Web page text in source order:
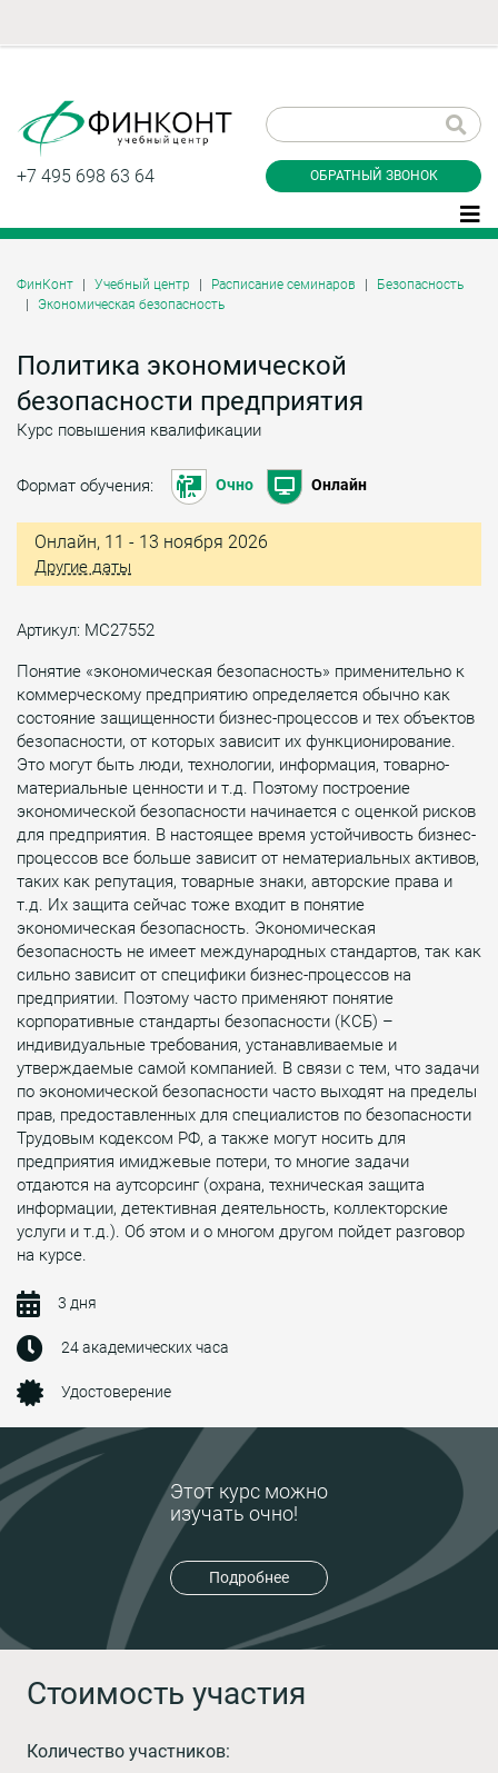
+7 495 698 63 64 ОБРАТНЫЙ ЗВОНОК
Этот курс можно
изучать очно!
Подробнее
ФинКонт Учебный центр Расписание семинаров
Безопасность
Экономическая безопасность
Политика экономической
безопасности предприятия
Курс повышения квалификации
Формат обучения: Очно Онлайн
Онлайн, 11 - 13 ноября 2026
Другие даты
Артикул: МС27552
Понятие «экономическая безопасность» применительно к
коммерческому предприятию определяется обычно как
состояние защищенности бизнес-процессов и тех объектов
безопасности, от которых зависит их функционирование.
Это могут быть люди, технологии, информация, товарно-
материальные ценности и т.д. Поэтому построение
экономической безопасности начинается с оценкой рисков
для предприятия. В настоящее время устойчивость бизнес-
процессов все больше зависит от нематериальных активов,
таких как репутация, товарные знаки, авторские права и
т.д. Их защита сейчас тоже входит в понятие
экономическая безопасность. Экономическая
безопасность не имеет международных стандартов, так как
сильно зависит от специфики бизнес-процессов на
предприятии. Поэтому часто применяют понятие
корпоративные стандарты безопасности (КСБ) –
индивидуальные требования, устанавливаемые и
утверждаемые самой компанией. В связи с тем, что задачи
по экономической безопасности часто выходят на пределы
прав, предоставленных для специалистов по безопасности
Трудовым кодексом РФ, а также могут носить для
предприятия имиджевые потери, то многие задачи
отдаются на аутсорсинг (охрана, техническая защита
информации, детективная деятельность, коллекторские
услуги и т.д.). Об этом и о многом другом пойдет разговор
на курсе.
3 дня
24 академических часа
Удостоверение
Стоимость участия
Количество участников:
звонок
Даю согласие на обработку персональных